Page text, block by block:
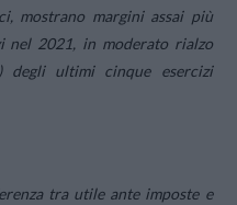
mostrano margini assai più
nel 2021, in moderato rialzo
degli ultimi cinque esercizi
tra utile ante imposte e